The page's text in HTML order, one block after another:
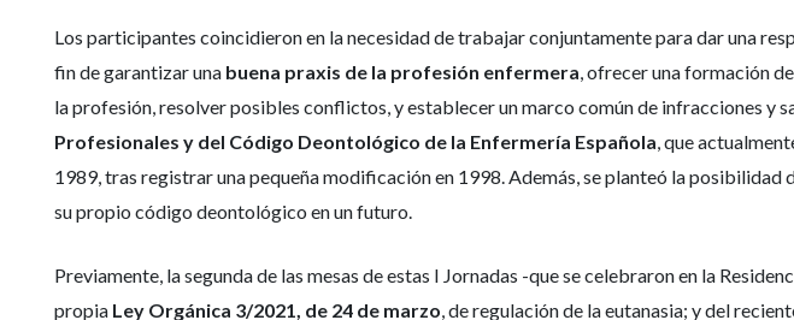
Los participantes coincidieron en la necesidad de trabajar conjuntamente para dar una
fin de garantizar una buena praxis de la profesión enfermera , ofrecer una formación
la profesión, resolver posibles conflictos, y establecer un marco común de infracciones y
Profesionales y del Código Deontológico de la Enfermería Española , que
1989, tras registrar una pequeña modificación en 1998. Además, se planteó la
su propio código deontológico en un futuro.
Previamente, la segunda de las mesas de estas I Jornadas -que se celebraron en la
propia Ley Orgánica 3/2021, de 24 de marzo , de regulación de la eutanasia; y del